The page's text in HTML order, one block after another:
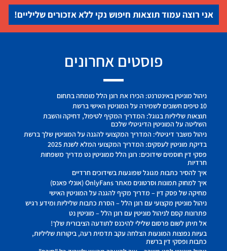
אני רוצה עמוד תוצאות חיפוש נקי ללא אזכורים שליליים!
פוסטים אחרונים
ניהול מוניטין באינטרנט: הכירו את רונן הלל מומחה בתחום
10 טיפים חשובים לשמירה על המוניטין האישי ברשת
תוצאות שליליות בגוגל: המדריך המקיף לטיפול, דחיקה והשבת
השליטה על המוניטין הדיגיטלי שלכם
ניהול משבר דיגיטלי: המדריך המקצועי להגנה על המוניטין שלך ברשת
בדיקת מוניטין לעסקים: המדריך המקצועי המלא לשנת 2025
פסקי דין חוסמים שידוכים: רונן הלל ממוניטין נט מדריך משפחות
חרדיות
איך להסיר כתבות מגוגל שפוגעות בשידוכים חרדיים
איך למחוק תמונות וסרטונים מאתר OnlyFans (אונלי פאנס)
מחיקה של פסק דין – מדריך מקיף להגנה על המוניטין האישי
ניהול מוניטין מקצועי עם רונן הלל – הסרת כתבות שליליות ומידע רגיש
פתרונות קסם לניהול מוניטין עם רונן הלל – מוניטין נט
אל תיתן לשום פרסום שלילי להיכנס לתודעה הציבורית שלך!
בעיות נפוצות המונעות הצלחה עקב תדמית רעה, ביקורות שליליות,
כתבות ופסקי דין ברשת